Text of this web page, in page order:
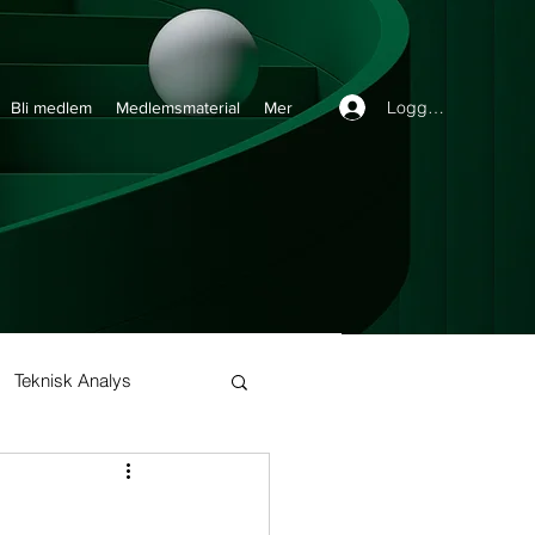
Teknisk Analys
Buy and Hold
Bli medlem Medlemsmaterial Mer Logga in